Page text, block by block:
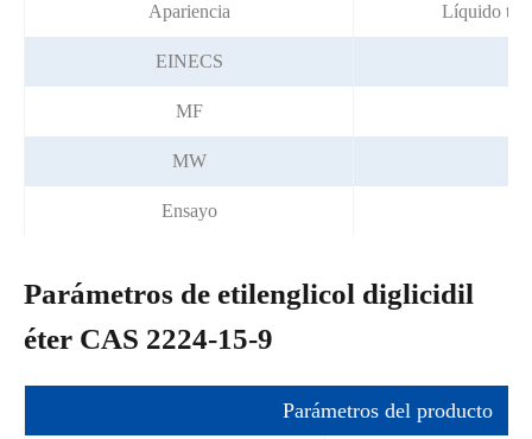
Apariencia Líquido
EINECS
MF
MW
Ensayo
Parámetros de etilenglicol diglicidil
éter CAS 2224-15-9
Parámetros del producto